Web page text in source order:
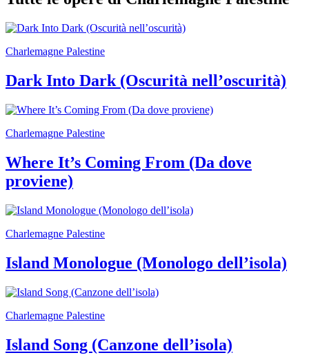
e
Famiglie
Visite
guidate
Summer
Progetti
EN
Ricerca
Storia
Tutte
sedi
Castello
Manica
Lunga
Villa
Cerruti
Cosmo
EN
Charlemagne Palestine
Dark Into Dark (Oscurità nell’oscurità)
Charlemagne Palestine
Where It’s Coming From (Da dove
proviene)
Charlemagne Palestine
Island Monologue (Monologo dell’isola)
Charlemagne Palestine
Island Song (Canzone dell’isola)